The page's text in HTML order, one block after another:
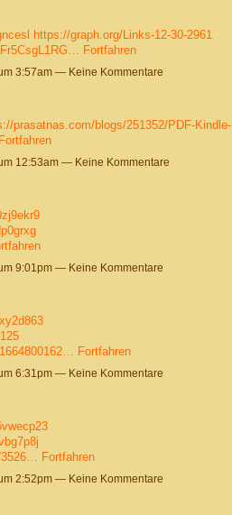
https://graph.org/Links-12-30-2961
Fortfahren
3:57am — Keine Kommentare
prasatnas.com/blogs/251352/PDF-Kindle-
Fortfahren
12:53am — Keine Kommentare
9:01pm — Keine Kommentare
Fortfahren
6:31pm — Keine Kommentare
Fortfahren
2:52pm — Keine Kommentare